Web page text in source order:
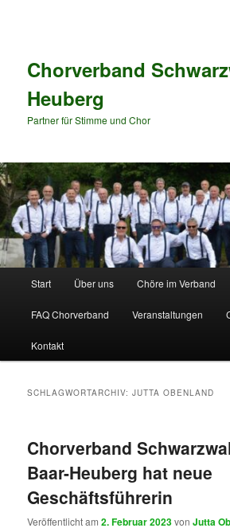
Chorverband
Heuberg
Partner für Stimme und Chor
Start Über uns Chöre im Verband
FAQ Chorverband Veranstaltungen
Kontakt
SCHLAGWORTARCHIV:JUTTA OBENLAND
Chorverband
Baar-Heuberg hat neue
Geschäftsführerin
Veröffentlicht am2. Februar 2023vonJutta